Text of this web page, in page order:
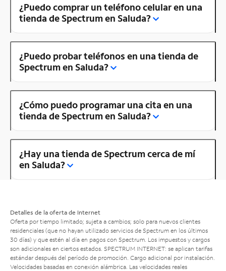
¿Puedo comprar un teléfono celular en una
tienda de Spectrum en Saluda?
¿Puedo probar teléfonos en una tienda de
Spectrum en Saluda?
¿Cómo puedo programar una cita en una
tienda de Spectrum en Saluda?
¿Hay una tienda de Spectrum cerca de mí
en Saluda?
Detalles de la oferta de Internet
Oferta por tiempo limitado; sujeta a cambios; solo para nuevos clientes
residenciales (que no hayan utilizado servicios de Spectrum en los últimos
30 días) y que estén al día en pagos con Spectrum. Los impuestos y cargos
son adicionales en ciertos estados. SPECTRUM INTERNET: se aplican tarifas
estándar después del período de promoción. Cargo adicional por instalación.
Velocidades basadas en conexión alámbrica. Las velocidades reales